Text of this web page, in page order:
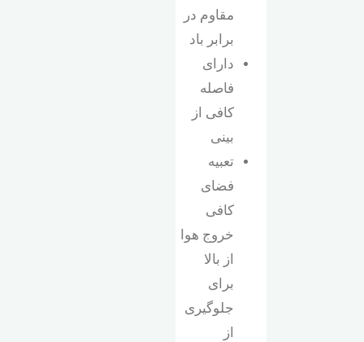
مقاوم در
برابر باد
دارای
فاصله
کافی از
بینی
تعبیه
فضای
کافی
خروج هوا
از بالا
برای
جلوگیری
از